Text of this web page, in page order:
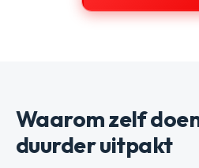
Waarom zelf
duurder uitpakt